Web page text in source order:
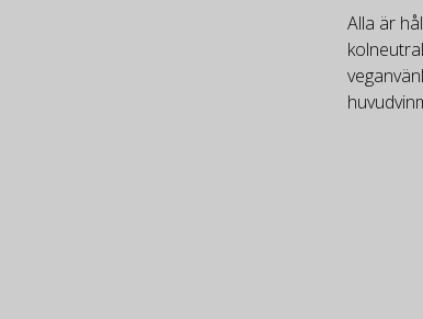
Alla är